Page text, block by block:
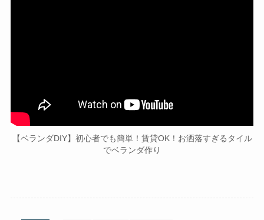
【ベランダDIY】初心者でも簡単！賃貸OK！お洒落すぎるタイル
でベランダ作り